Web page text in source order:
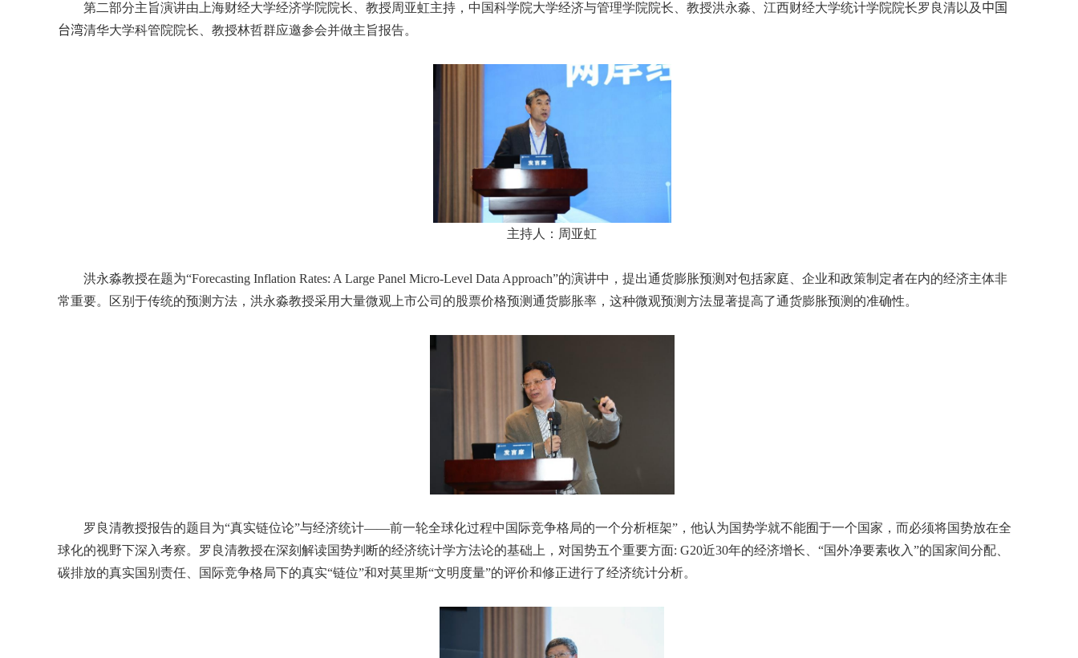
第二部分主旨演讲由上海财经大学经济学院院长、教授周亚虹主持，中国科学院大学经济与管理学院院长、教授洪永淼、江西财经大学统计学院院长罗良清以及 中国
台湾清华大学科管院院长、教授林哲群应邀参会并做主旨报告。
主持人：周亚虹
洪永淼教授在题为“Forecasting Inflation Rates: A Large Panel Micro-Level Data Approach”的演讲中，提出通货膨胀预测对包括家庭、企业和政策制定者在内的经济主体非
常重要。区别于传统的预测方法，洪永淼教授采用 大量微观上市公司的股票价格预测通货膨胀率，这种微观预测方法显著提高了通货膨胀预测的准确性。
罗良清教授报告的题目为“真实链位论”与经济统计——前一轮全球化过程中国际竞争格局的一个分析框架”，他认为国势学就不能囿于一个国家，而必须将国势放在全
球化的视野下深入考察。罗良清教授在深刻解读国势判断的经济统计学方法论的基础上，对国势五个重要方面: G20近30年的经济增长、“国外净要素收入”的国家间分配、
碳排放的真实国别责任、国际竞争格局下的真实“链位”和对莫里斯“文明度量”的评价和修正进行了经济统计分析。